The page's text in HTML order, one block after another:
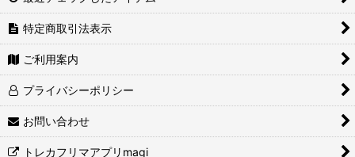
特定商取引法表示
ご利用案内
プライバシーポリシー
お問い合わせ
トレカフリマアプリmagi